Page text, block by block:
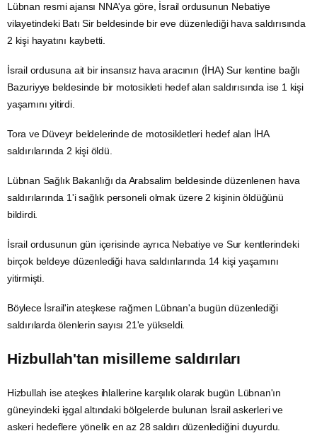
Lübnan resmi ajansı NNA'ya göre, İsrail ordusunun Nebatiye
vilayetindeki Batı Sir beldesinde bir eve düzenlediği hava saldırısında
2 kişi hayatını kaybetti.
İsrail ordusuna ait bir insansız hava aracının (İHA) Sur kentine bağlı
Bazuriyye beldesinde bir motosikleti hedef alan saldırısında ise 1 kişi
yaşamını yitirdi.
Tora ve Düveyr beldelerinde de motosikletleri hedef alan İHA
saldırılarında 2 kişi öldü.
Lübnan Sağlık Bakanlığı da Arabsalim beldesinde düzenlenen hava
saldırılarında 1'i sağlık personeli olmak üzere 2 kişinin öldüğünü
bildirdi.
İsrail ordusunun gün içerisinde ayrıca Nebatiye ve Sur kentlerindeki
birçok beldeye düzenlediği hava saldırılarında 14 kişi yaşamını
yitirmişti.
Böylece İsrail'in ateşkese rağmen Lübnan'a bugün düzenlediği
saldırılarda ölenlerin sayısı 21'e yükseldi.
Hizbullah'tan misilleme saldırıları
Hizbullah ise ateşkes ihlallerine karşılık olarak bugün Lübnan'ın
güneyindeki işgal altındaki bölgelerde bulunan İsrail askerleri ve
askeri hedeflere yönelik en az 28 saldırı düzenlediğini duyurdu.